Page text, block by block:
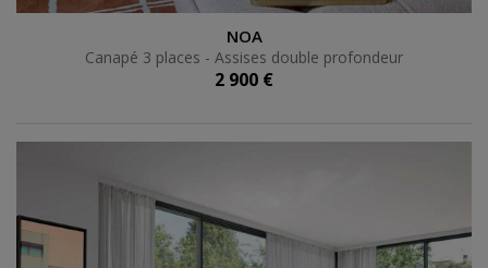
Canapé 3 places - Assises double profondeur
NOA
Canapé 3 places - Assises double profondeur
2 900 €